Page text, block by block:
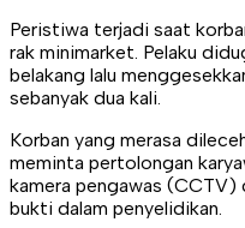
Peristiwa terjadi saat
rak minimarket. Pelaku
belakang lalu
sebanyak dua kali.
Korban yang merasa
meminta pertolongan
kamera pengawas (CCTV)
bukti dalam penyelidikan.